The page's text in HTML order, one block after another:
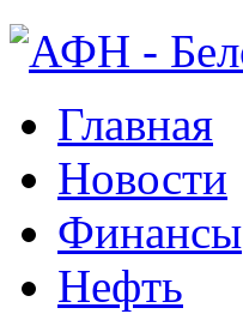
Главная
Новости
Финансы
Нефть